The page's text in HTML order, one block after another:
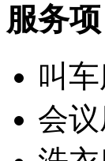
服务项
叫
会